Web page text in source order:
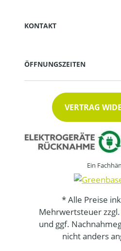
KONTAKT
ÖFFNUNGSZEITEN
VERTRAG
Ein
* Alle Preise
Mehrwertsteuer zzgl.
und ggf.
nicht anders